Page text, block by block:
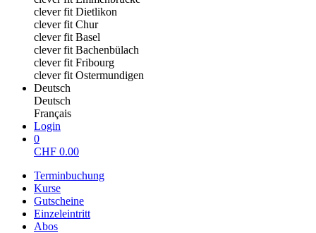
clever fit Dietlikon
clever fit Chur
clever fit Basel
clever fit Bachenbülach
clever fit Fribourg
clever fit Ostermundigen
Deutsch
Deutsch
Français
Login
0
CHF 0.00
Terminbuchung
Kurse
Gutscheine
Einzeleintritt
Abos